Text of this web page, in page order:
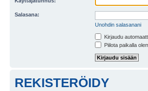
Salasana:
Unohdin salasanani
Kirjaudu
Piilota paikalla
REKISTERÖIDY